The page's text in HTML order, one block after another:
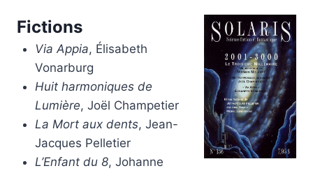
Fictions
Via Appia, Élisabeth
Vonarburg
Huit harmoniques de
Lumière, Joël Champetier
La Mort aux dents, Jean-
Jacques Pelletier
L’Enfant du 8, Johanne